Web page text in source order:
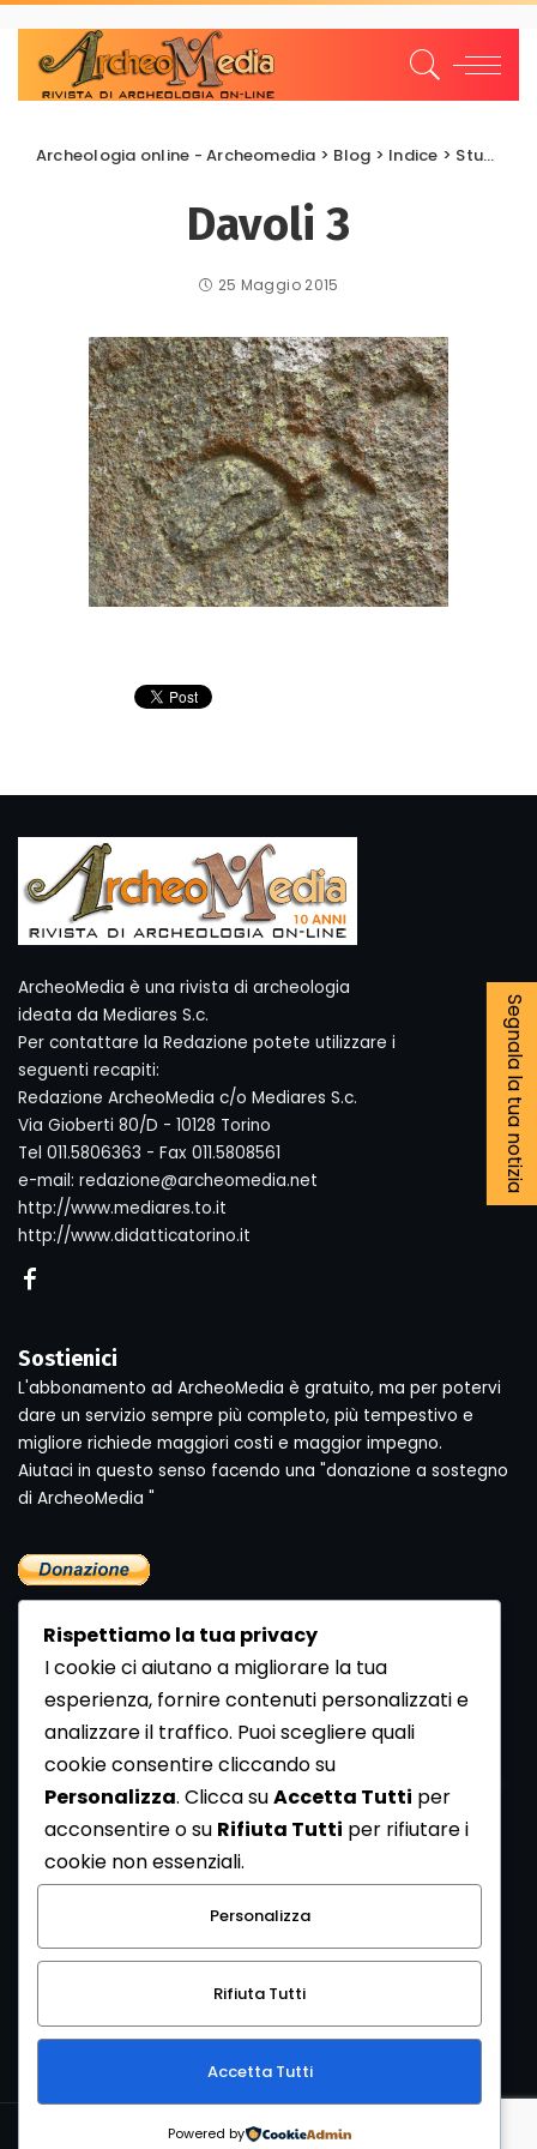
Archeologia online - Archeomedia > Blog > Indice > Studi e Ricerche
Davoli 3
25 Maggio 2015
Segnala la tua notizia
ArcheoMedia è una rivista di archeologia
ideata da Mediares S.c.
Per contattare la Redazione potete utilizzare i
seguenti recapiti:
Redazione ArcheoMedia c/o Mediares S.c.
Via Gioberti 80/D - 10128 Torino
Tel 011.5806363 - Fax 011.5808561
e-mail: redazione@archeomedia.net
http://www.mediares.to.it
http://www.didatticatorino.it
Sostienici
L'abbonamento ad ArcheoMedia è gratuito, ma per potervi
dare un servizio sempre più completo, più tempestivo e
migliore richiede maggiori costi e maggior impegno.
Aiutaci in questo senso facendo una "donazione a sostegno
di ArcheoMedia "
Newsletter
Se vuoi ricevere la Rivista gratuita di archeologia realizzata
dalla Redazione di ArcheoMedia iscriviti alla nostra
Newsletter [Clicca Qui]
Con l'invio del messaggio l'utente dichiara di aver letto
l’informativa sulla privacy e di acconsentire al trattamento
dei propri dati personali.
Copyright © 1999-2026Mediares S.c.PI 07341730013 - [
Rispettiamo la tua privacy
I cookie ci aiutano a migliorare la tua
esperienza, fornire contenuti personalizzati e
analizzare il traffico. Puoi scegliere quali
cookie consentire cliccando su
Personalizza. Clicca suAccetta Tutti per
acconsentire o su Rifiuta Tutti per rifiutare i
cookie non essenziali.
Personalizza
Rifiuta Tutti
Accetta Tutti
Powered by